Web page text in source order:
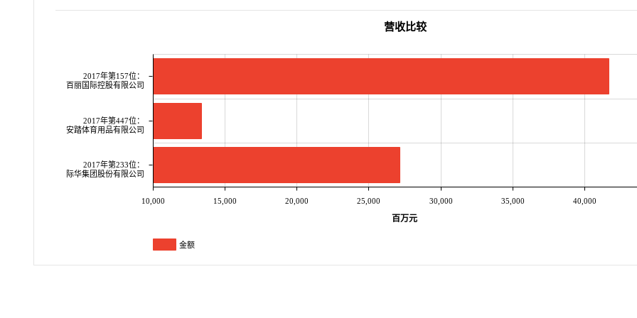
2017年第157位：
百丽国际控股有限公司
2017年第447位：
安踏体育用品有限公司
2017年第233位：
际华集团股份有限公司
10,000 15,000 20,000 25,000 30,000 35,000 40,000
百万元
营收比较
金额